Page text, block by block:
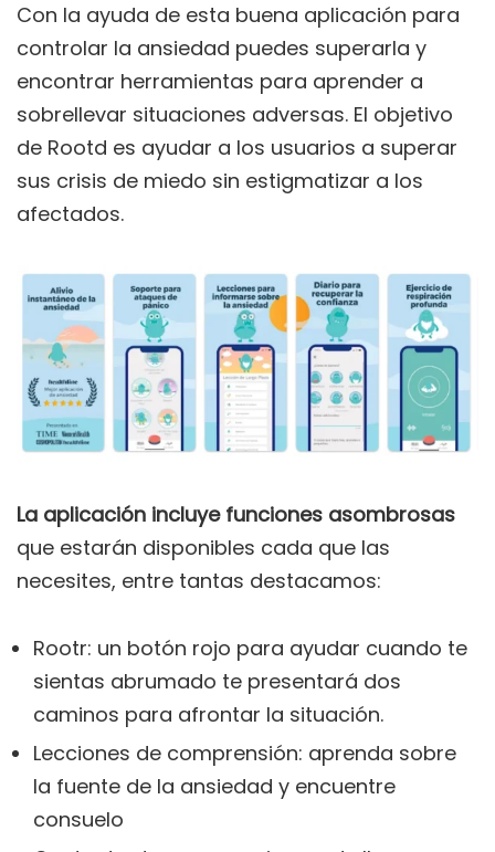
Con la ayuda de esta buena aplicación para
controlar la ansiedad puedes superarla y
encontrar herramientas para aprender a
sobrellevar situaciones adversas. El objetivo
de Rootd es ayudar a los usuarios a superar
sus crisis de miedo sin estigmatizar a los
afectados.
La aplicación incluye funciones asombrosas
que estarán disponibles cada que las
necesites, entre tantas destacamos:
Rootr: un botón rojo para ayudar cuando te
sientas abrumado te presentará dos
caminos para afrontar la situación.
Lecciones de comprensión: aprenda sobre
la fuente de la ansiedad y encuentre
consuelo